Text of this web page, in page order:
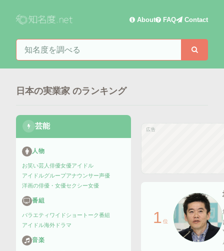
About FAQ Contact
知名度を検索
日本の実業家 のランキング
芸能
人物
お笑い芸人 俳優女優アイドル
アイドルグループアナウンサー声優
洋画の俳優・女優セクシー女優
番組
バラエティ ワイドショー トーク番組
アイドル海外ドラマ
音楽
広告
1 位